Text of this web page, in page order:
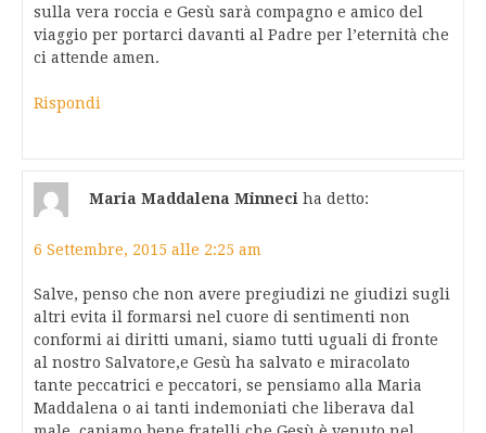
sulla vera roccia e Gesù sarà compagno e amico del
viaggio per portarci davanti al Padre per l’eternità che
ci attende amen.
Rispondi
Maria Maddalena Minneci ha detto:
6 Settembre, 2015 alle 2:25 am
Salve, penso che non avere pregiudizi ne giudizi sugli
altri evita il formarsi nel cuore di sentimenti non
conformi ai diritti umani, siamo tutti uguali di fronte
al nostro Salvatore,e Gesù ha salvato e miracolato
tante peccatrici e peccatori, se pensiamo alla Maria
Maddalena o ai tanti indemoniati che liberava dal